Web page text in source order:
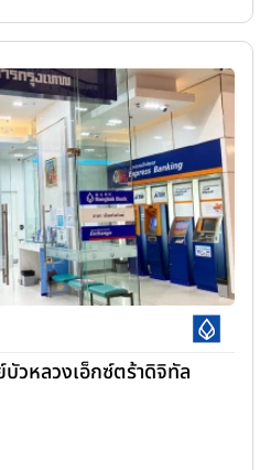
วหลวงเอ็กซ์ตร้าดิจิทัล